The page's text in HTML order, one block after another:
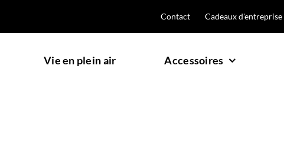
Contact Cadeaux d'entreprise
Vie en plein air Accessoires